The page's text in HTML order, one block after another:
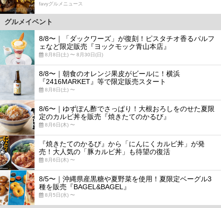
favyグルメニュース
グルメイベント
8/8〜｜「ダックワーズ」が復刻！ピスタチオ香るパルフ
ェなど限定販売『ヨックモック青山本店』
8月8日(土) 〜 8月30日(日)
8/8〜｜朝食のオレンジ果皮がビールに！横浜
『2416MARKET』等で限定販売スタート
8月8日(土) 〜
8/6〜｜ゆずぽん酢でさっぱり！大根おろしをのせた夏限
定のカルビ丼を販売『焼きたてのかるび』
8月6日(木) 〜
『焼きたてのかるび』から「にんにくカルビ丼」が発
売！大人気の「豚カルビ丼」も待望の復活
8月6日(木) 〜
8/5〜｜沖縄県産黒糖や夏野菜を使用！夏限定ベーグル3
種を販売『BAGEL&BAGEL』
8月5日(水) 〜